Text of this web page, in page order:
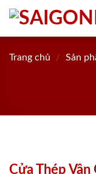
Skip
content
Trang chủ / Sản
Cửa Thép